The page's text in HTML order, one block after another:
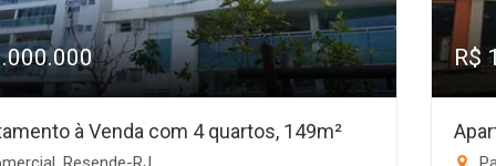
à Venda com 4 quartos, 149m²
R$